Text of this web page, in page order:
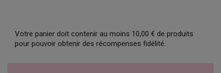
Votre panier doit contenir au moins 10,00 € de produits
pour pouvoir obtenir des récompenses fidélité.